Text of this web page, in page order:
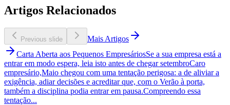
Artigos Relacionados
Previous slide
Mais Artigos
Carta Aberta aos Pequenos EmpresáriosSe a sua empresa está a
entrar em modo espera, leia isto antes de chegar setembroCaro
empresário,Maio chegou com uma tentação perigosa: a de aliviar a
exigência, adiar decisões e acreditar que, com o Verão à porta,
também a disciplina podia entrar em pausa.Compreendo essa
tentação...